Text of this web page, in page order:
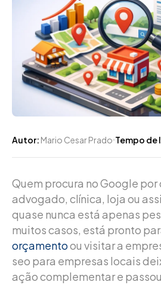
Autor: Mario Cesar Prado Tempo de
Quem procura no Google
advogado, clínica, loja ou
quase nunca está apenas
muitos casos, está pronto
orçamentoou visitar a
seo para empresas locais
ação complementar e